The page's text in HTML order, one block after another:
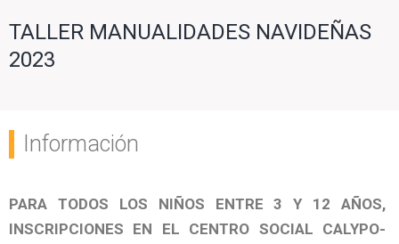
TALLER MANUALIDADES NAVIDEÑAS
2023
Información
PARA TODOS LOS NIÑOS ENTRE 3 Y 12 AÑOS,
INSCRIPCIONES EN EL CENTRO SOCIAL CALYPO-